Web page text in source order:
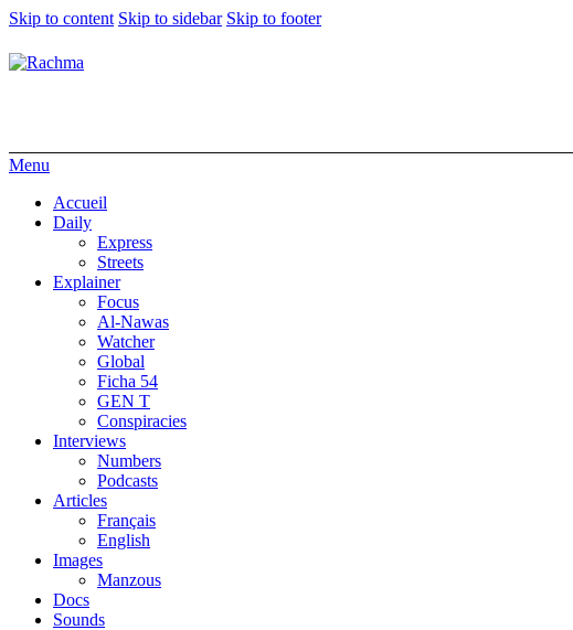
Skip to content Skip to sidebar Skip to footer
Menu
Accueil
Daily
Express
Streets
Explainer
Focus
Al-Nawas
Watcher
Global
Ficha 54
GEN T
Conspiracies
Interviews
Numbers
Podcasts
Articles
Français
English
Images
Manzous
Docs
Sounds